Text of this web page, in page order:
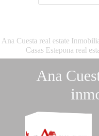
Ana Cuesta real estate
Casas Estepona real
Ana